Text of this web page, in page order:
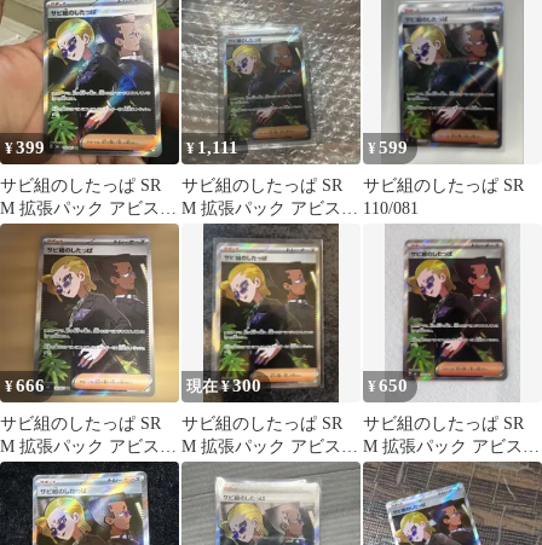
¥399
サビ組のしたっぱ SR
M 拡張パック アビスア
イ キラ 110/081
¥ 1,111
サビ組のしたっぱ SR
M 拡張パック アビスア
イ キラ 110/081
¥599
サビ組のしたっぱ SR
110/081
¥666
サビ組のしたっぱ SR
M 拡張パック アビスア
イ キラ 110/081
現在 ¥300
サビ組のしたっぱ SR
M 拡張パック アビスア
イ キラ 110/081
¥650
サビ組のしたっぱ SR
M 拡張パック アビスア
イ キラ 110/081